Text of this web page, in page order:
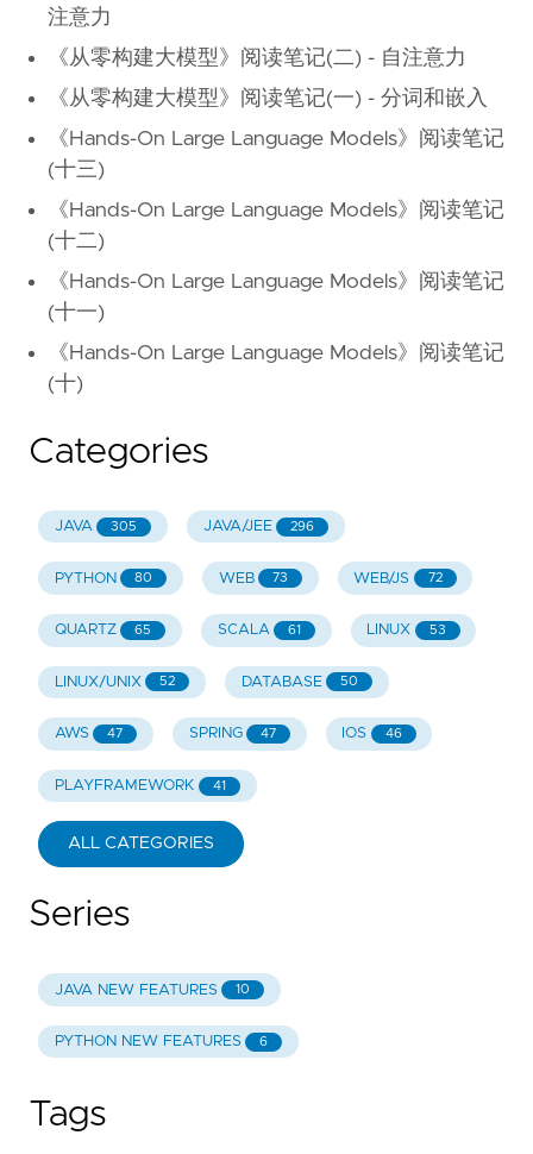
注意力
《从零构建大模型》阅读笔记(二) - 自注意力
《从零构建大模型》阅读笔记(一) - 分词和嵌入
《Hands-On Large Language Models》阅读笔记
(十三)
《Hands-On Large Language Models》阅读笔记
(十二)
《Hands-On Large Language Models》阅读笔记
(十一)
《Hands-On Large Language Models》阅读笔记
(十)
Categories
JAVA 305 JAVA/JEE 296
PYTHON 80 WEB 73 WEB/JS 72
QUARTZ 65 SCALA 61 LINUX 53
LINUX/UNIX 52 DATABASE 50
AWS 47 SPRING 47 IOS 46
PLAYFRAMEWORK 41
ALL CATEGORIES
Series
JAVA NEW FEATURES 10
PYTHON NEW FEATURES 6
Tags